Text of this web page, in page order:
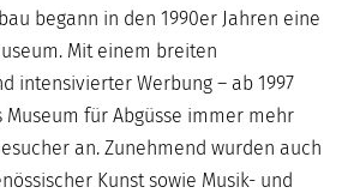
begann in den 1990er Jahren eine
Mit einem breiten
intensivierter Werbung – ab 1997
Museum für Abgüsse immer mehr
an. Zunehmend wurden auch
Kunst sowie Musik- und